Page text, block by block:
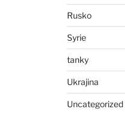
Rusko
Syrie
tanky
Ukrajina
Uncategorized